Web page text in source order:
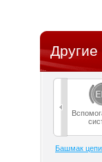
Башмак